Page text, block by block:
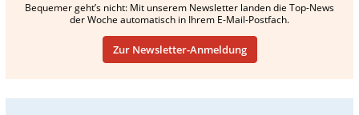
Bequemer geht’s nicht: Mit unserem Newsletter landen die Top-News
der Woche automatisch in Ihrem E-Mail-Postfach.
Zur Newsletter-Anmeldung